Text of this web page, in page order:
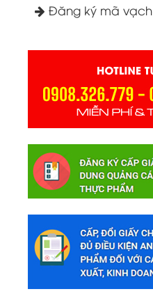
Đăng ký mã vạch